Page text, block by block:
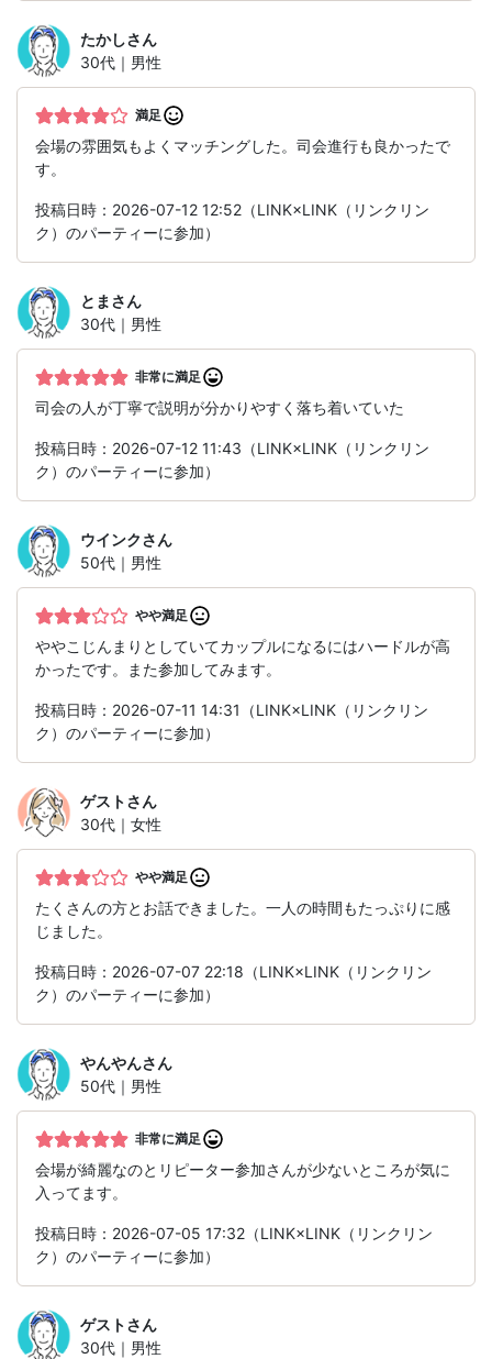
たかしさん
30代｜男性
満足
会場の雰囲気もよくマッチングした。司会進行も良かったで
す。
投稿日時：2026-07-12 12:52（LINK×LINK（リンクリン
ク）のパーティーに参加）
とま さん
30代｜男性
非常に満足
司会の人が丁寧で説明が分かりやすく落ち着いていた
投稿日時：2026-07-12 11:43（LINK×LINK（リンクリン
ク）のパーティーに参加）
ウインクさん
50代｜男性
やや満足
ややこじんまりとしていてカップルになるにはハードルが高
かったです。また参加してみます。
投稿日時：2026-07-11 14:31（LINK×LINK（リンクリン
ク）のパーティーに参加）
ゲストさん
30代｜女性
やや満足
たくさんの方とお話できました。一人の時間もたっぷりに感
じました。
投稿日時：2026-07-07 22:18（LINK×LINK（リンクリン
ク）のパーティーに参加）
やんやんさん
50代｜男性
非常に満足
会場が綺麗なのとリピーター参加さんが少ないところが気に
入ってます。
投稿日時：2026-07-05 17:32（LINK×LINK（リンクリン
ク）のパーティーに参加）
ゲストさん
30代｜男性